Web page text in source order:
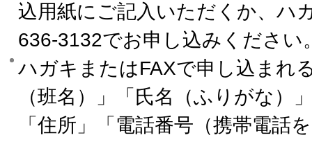
込用紙にご記入いただくか、ハ
636-3132でお申し込みください
ハガキまたはFAXで申し込まれ
（班名）」「氏名（ふりがな）
「住所」「電話番号（携帯電話